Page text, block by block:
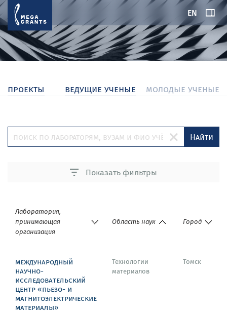
EN
проекты ведущие ученые молодые ученые
Найти
Показать фильтры
Лаборатория,
принимающая
организация
Область наук Город
международный
научно-
исследовательский
центр «пьезо- и
магнитоэлектрические
материалы»
Технологии
материалов
Томск